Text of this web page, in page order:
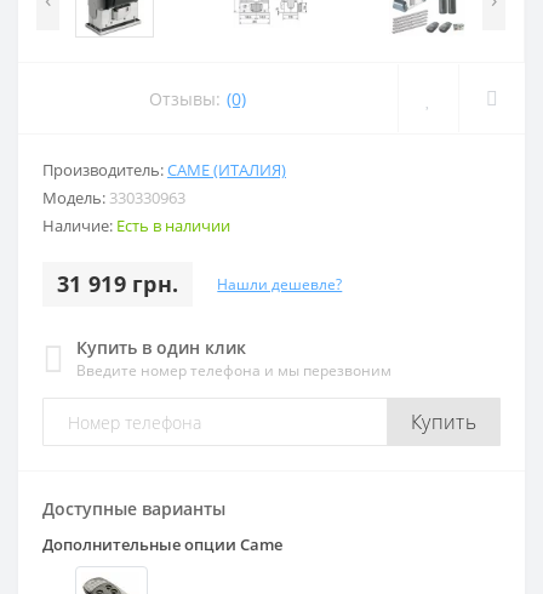
Отзывы: (0)
Производитель:CAME (ИТАЛИЯ)
Модель: 330330963
Наличие: Есть в наличии
31 919 грн. Нашли дешевле?
Купить в один клик
Введите номер телефона и мы перезвоним
Купить
Доступные варианты
Дополнительные опции Came